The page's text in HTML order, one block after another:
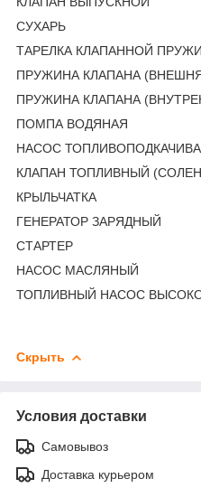
СУХАРЬ
ТАРЕЛКА КЛАПАННОЙ
ПРУЖИНА КЛАПАНА
ПРУЖИНА КЛАПАНА
ПОМПА ВОДЯНАЯ
НАСОС
КЛАПАН ТОПЛИВНЫЙ
КРЫЛЬЧАТКА
ГЕНЕРАТОР ЗАРЯДНЫЙ
СТАРТЕР
НАСОС МАСЛЯНЫЙ
ТОПЛИВНЫЙ НАСОС
Скрыть
Условия доставки
Самовывоз
Доставка курьером